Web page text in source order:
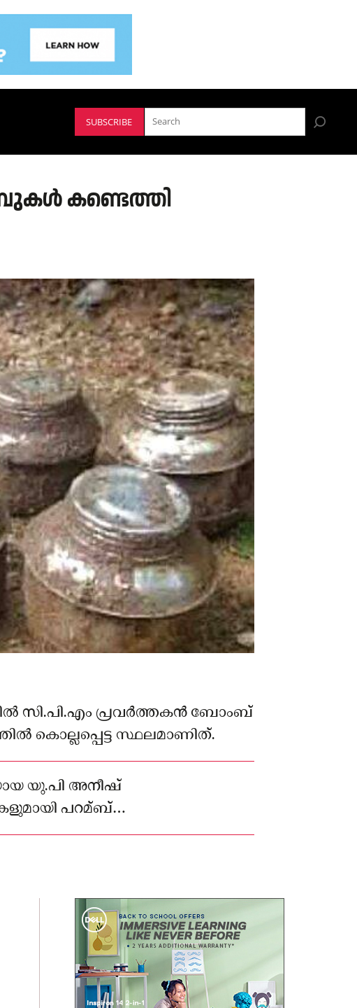
SUBSCRIBE
കണ്ടെത്തി
സി.പി.എം പ്രവർത്തകൻ ബോംബ്
കൊല്ലപ്പെട്ട സ്ഥലമാണിത്.
യു.പി അനീഷ്
പറമ്ബ്
ഇവ കണ്ടത്